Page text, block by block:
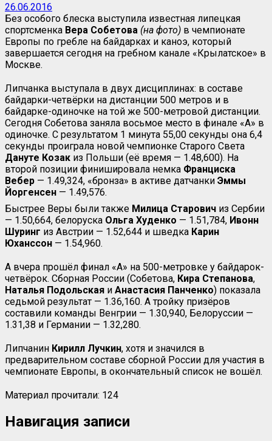
26.06.2016
Без особого блеска выступила известная липецкая
спортсменка Вера Собетова (на фото) в чемпионате
Европы по гребле на байдарках и каноэ, который
завершается сегодня на гребном канале «Крылатское» в
Москве.
Липчанка выступала в двух дисциплинах: в составе
байдарки-четвёрки на дистанции 500 метров и в
байдарке-одиночке на той же 500-метровой дистанции.
Сегодня Собетова заняла восьмое место в финале «А» в
одиночке. С результатом 1 минута 55,00 секунды она 6,4
секунды проиграла новой чемпионке Старого Света
Дануте Козак из Польши (её время — 1.48,600). На
второй позиции финишировала немка Франциска
Вебер — 1.49,324, «бронза» в активе датчанки Эммы
Йоргенсен — 1.49,576.
Быстрее Веры были также Милица Старович из Сербии
— 1.50,664, белоруска Ольга Худенко — 1.51,784, Ивонн
Шуринг из Австрии — 1.52,644 и шведка Карин
Юханссон — 1.54,960.
А вчера прошёл финал «А» на 500-метровке у байдарок-
четвёрок. Сборная России (Собетова, Кира Степанова,
Наталья Подольская и Анастасия Панченко) показала
седьмой результат — 1.36,160. А тройку призёров
составили команды Венгрии — 1.30,940, Белоруссии —
1.31,38 и Германии — 1.32,280.
Липчанин Кирилл Лучкин, хотя и значился в
предварительном составе сборной России для участия в
чемпионате Европы, в окончательный список не вошёл.
Материал прочитали: 124
Навигация записи